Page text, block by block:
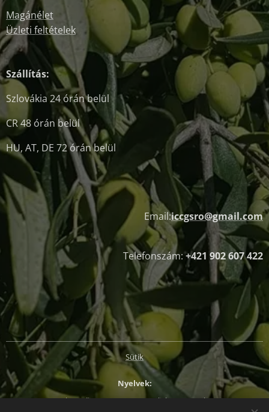
Magánélet
Üzleti feltételek
Szállítás:
Szlovákia 24 órán belül
CR 48 órán belül
HU, AT, DE 72 órán belül
Email:iccgsro@gmail.com
Telefonszám:+421 902 607 422
Sütik
Nyelvek
Slovenčina
Magyar English Deutsch